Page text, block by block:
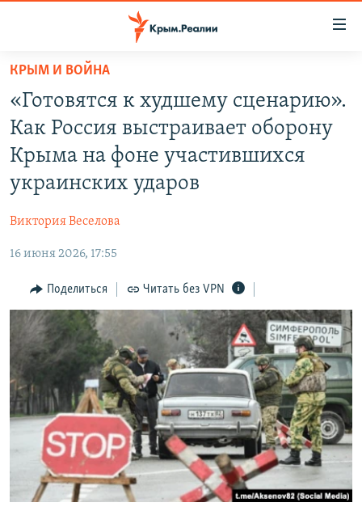
Вернуться
основному
содержанию
Вернутся
главной
Вернутся
ВОДА
ИНТЕРАКТИВ
ИНФОГРАФИКА
ТЕЛЕПРОЕКТ КРЫМ.РЕАЛИИ
СОВЕТЫ ПРАВОЗАЩИТНИКОВ
ПРОПАВШИЕ БЕЗ ВЕСТИ
ПОБЕДИТЕЛЕЙ НЕ СУДЯТ?
КРЫМ.НЕПОКОРЕННЫЙ
ELIFBE
УКРАИНСКАЯ ПРОБЛЕМА КРЫМА
РАДІО СВОБОДА
КАК ОБОЙТИ БЛОКИРОВКУ
Qırımtatar
ПРИСОЕДИНЯЙТЕСЬ!
Все сайты RFE/RL
КРЫМ И ВОЙНА
«Готовятся к худшему сценарию».
Как Россия выстраивает оборону
Крыма на фоне участившихся
украинских ударов
Виктория Веселова
16 июня 2026, 17:55
Поделиться Читать без VPN